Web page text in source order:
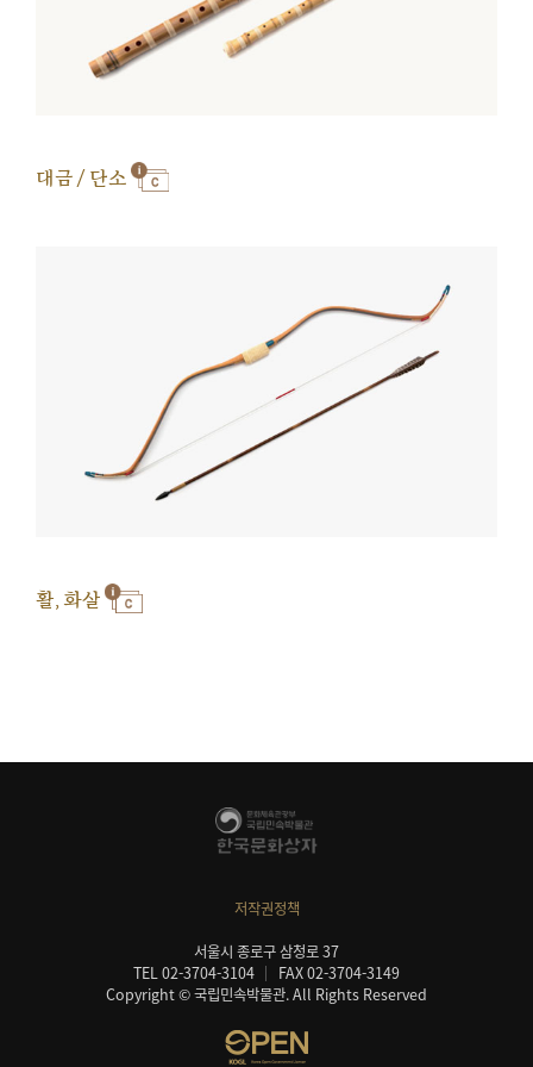
대금 / 단소
활, 화살
저작권정책
서울시 종로구 삼청로 37
TEL 02-3704-3104
FAX 02-3704-3149
Copyright © 국립민속박물관. All Rights Reserved